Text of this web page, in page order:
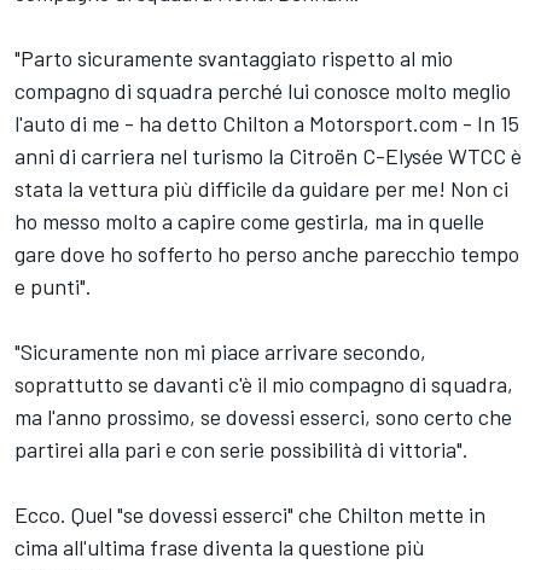
"Parto sicuramente svantaggiato rispetto al mio
compagno di squadra perché lui conosce molto meglio
l'auto di me - ha detto Chilton a Motorsport.com - In 15
anni di carriera nel turismo la Citroën C-Elysée WTCC è
stata la vettura più difficile da guidare per me! Non ci
ho messo molto a capire come gestirla, ma in quelle
gare dove ho sofferto ho perso anche parecchio tempo
e punti".
"Sicuramente non mi piace arrivare secondo,
soprattutto se davanti c'è il mio compagno di squadra,
ma l'anno prossimo, se dovessi esserci, sono certo che
partirei alla pari e con serie possibilità di vittoria".
Ecco. Quel "se dovessi esserci" che Chilton mette in
cima all'ultima frase diventa la questione più